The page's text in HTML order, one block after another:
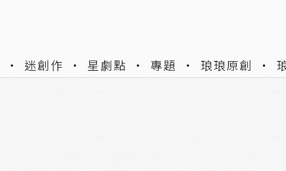
迷創作 星劇點 專題 琅琅原創